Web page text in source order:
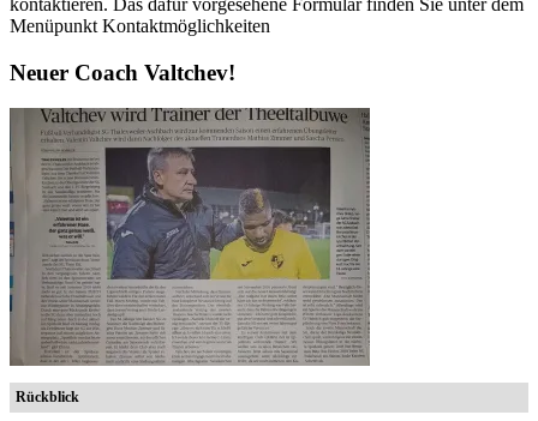
Menüpunkt Kontaktmöglichkeiten
Neuer Coach Valtchev!
Rückblick